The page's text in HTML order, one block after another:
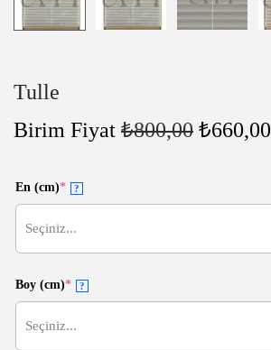
Tulle
Birim Fiyat ₺800,00 ₺660,00
En (cm)* ?
Seçiniz...
Boy (cm)* ?
Seçiniz...